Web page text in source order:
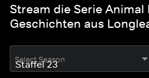
Stream die Serie Animal
Geschichten aus
Select Season